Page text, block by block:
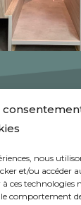
nous
et/ou accéder
ces technologies
le comportement